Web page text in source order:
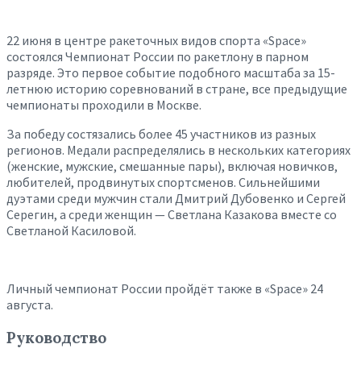
22 июня в центре ракеточных видов спорта «Space»
состоялся Чемпионат России по ракетлону в парном
разряде. Это первое событие подобного масштаба за 15-
летнюю историю соревнований в стране, все предыдущие
чемпионаты проходили в Москве.
За победу состязались более 45 участников из разных
регионов. Медали распределялись в нескольких категориях
(женские, мужские, смешанные пары), включая новичков,
любителей, продвинутых спортсменов. Сильнейшими
дуэтами среди мужчин стали Дмитрий Дубовенко и Сергей
Серегин, а среди женщин — Светлана Казакова вместе со
Светланой Касиловой.
Личный чемпионат России пройдёт также в «Space» 24
августа.
Руководство